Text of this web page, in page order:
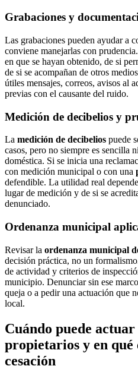
Grabaciones y
Las grabaciones pueden ayudar a
conviene manejarlas con
en que se hayan obtenido, de si
de si se acompañan de otros
útiles mensajes, correos, avisos al
previas con el causante del ruido.
Medición de decibelios y
La medición de decibelios puede
casos, pero no siempre es sencilla
doméstica. Si se inicia una
con medición municipal o con una
defendible. La utilidad real
lugar de medición y de si se
denunciado.
Ordenanza municipal
Revisar la ordenanza municipal
decisión práctica, no un
de actividad y criterios de
municipio. Denunciar sin ese
queja o a pedir una actuación que
local.
Cuándo puede
propietarios y en qué
cesación